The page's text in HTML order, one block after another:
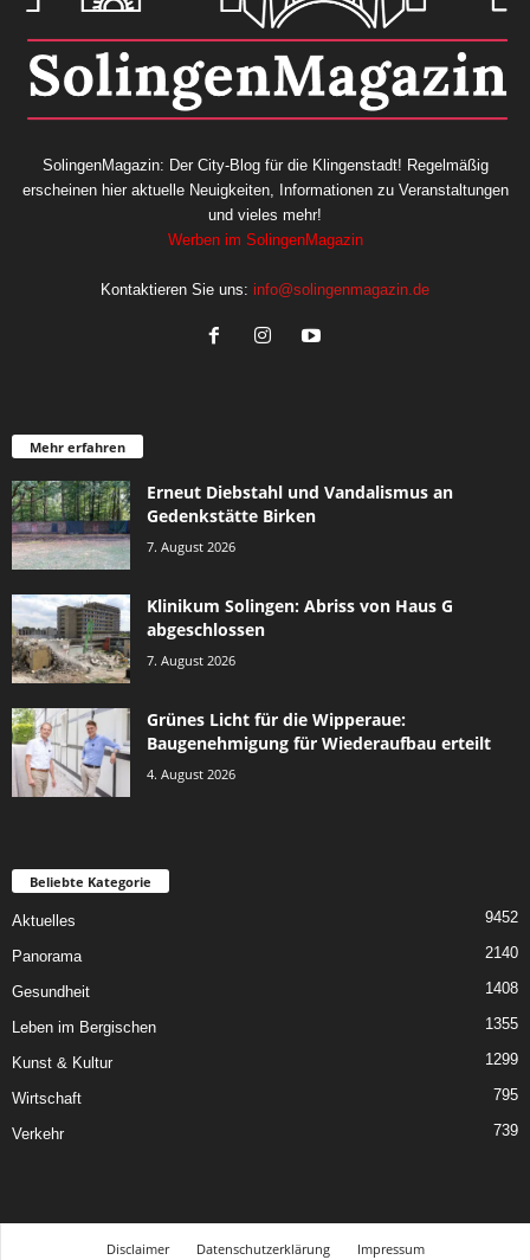
SolingenMagazin: Der City-Blog für die Klingenstadt! Regelmäßig
erscheinen hier aktuelle Neuigkeiten, Informationen zu Veranstaltungen
und vieles mehr!
Werben im SolingenMagazin
Kontaktieren Sie uns: info@solingenmagazin.de
Mehr erfahren
Erneut Diebstahl und Vandalismus an
Gedenkstätte Birken
7. August 2026
Klinikum Solingen: Abriss von Haus G
abgeschlossen
7. August 2026
Grünes Licht für die Wipperaue:
Baugenehmigung für Wiederaufbau erteilt
4. August 2026
Beliebte Kategorie
Aktuelles 9452
Panorama 2140
Gesundheit 1408
Leben im Bergischen 1355
Kunst & Kultur 1299
Wirtschaft 795
Verkehr 739
Disclaimer Datenschutzerklärung Impressum